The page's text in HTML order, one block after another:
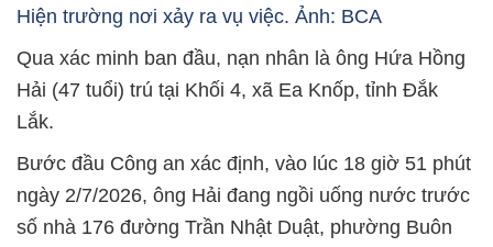
Hiện trường nơi xảy ra vụ việc. Ảnh: BCA
Qua xác minh ban đầu, nạn nhân là ông Hứa Hồng
Hải (47 tuổi) trú tại Khối 4, xã Ea Knốp, tỉnh Đắk
Lắk.
Bước đầu Công an xác định, vào lúc 18 giờ 51 phút
ngày 2/7/2026, ông Hải đang ngồi uống nước trước
số nhà 176 đường Trần Nhật Duật, phường Buôn